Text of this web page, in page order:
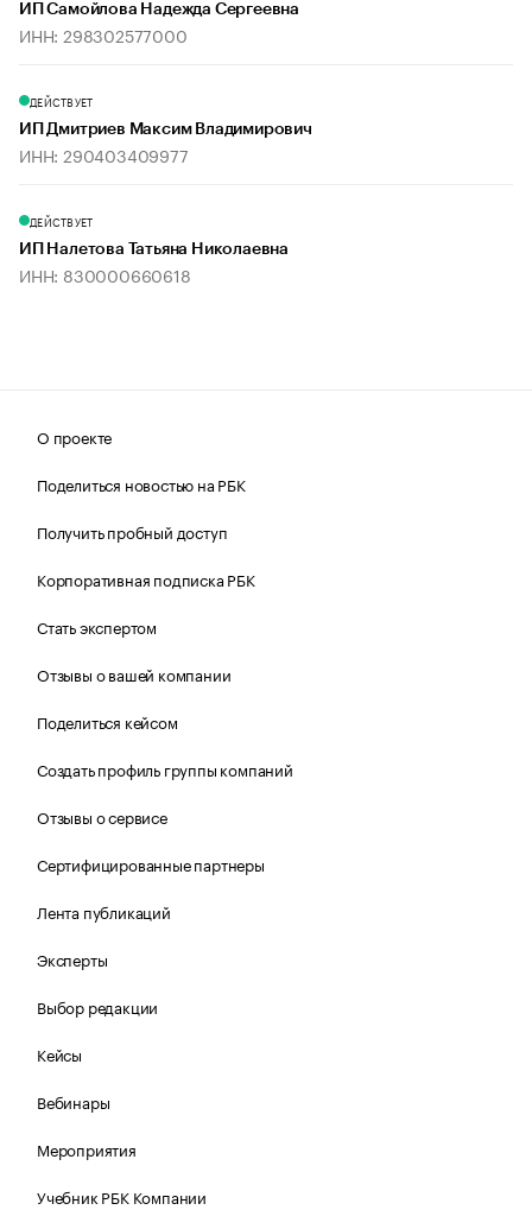
ИП Самойлова Надежда Сергеевна
ИНН: 298302577000
ДЕЙСТВУЕТ
ИП Дмитриев Максим Владимирович
ИНН: 290403409977
ДЕЙСТВУЕТ
ИП Налетова Татьяна Николаевна
ИНН: 830000660618
О проекте
Поделиться новостью на РБК
Получить пробный доступ
Корпоративная подписка РБК
Стать экспертом
Отзывы о вашей компании
Поделиться кейсом
Создать профиль группы компаний
Отзывы о сервисе
Сертифицированные партнеры
Лента публикаций
Эксперты
Выбор редакции
Кейсы
Вебинары
Мероприятия
Учебник РБК Компании